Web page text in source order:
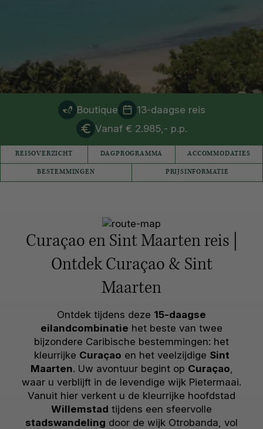
Boutique
13-daagse reis
Vanaf € 2.985,- p.p.
REISOVERZICHT DAGPROGRAMMA ACCOMMODATIES
BESTEMMINGEN PRIJSINFORMATIE
Curaçao en Sint Maarten reis |
Ontdek Curaçao & Sint
Maarten
Ontdek tijdens deze 15-daagse
eilandcombinatie het beste van twee
bijzondere Caribische bestemmingen: het
kleurrijke Curaçao en het veelzijdige Sint
Maarten. Uw avontuur begint op Curaçao,
waar u verblijft in de levendige wijk Pietermaai.
Vanuit hier verkent u de kleurrijke hoofdstad
Willemstad tijdens een sfeervolle
stadswandeling door de wijk Otrobanda, vol